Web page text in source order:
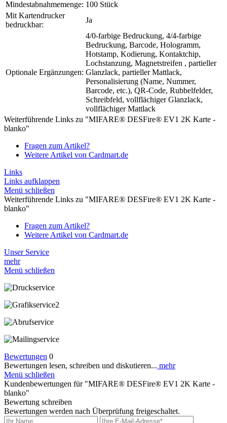
Mindestabnahmemenge: 100 Stück
Mit Kartendrucker
bedruckbar:
Ja
Optionale Ergänzungen:
4/0-farbige Bedruckung, 4/4-farbige
Bedruckung, Barcode, Hologramm,
Hotstamp, Kodierung, Kontaktchip,
Lochstanzung, Magnetstreifen , partieller
Glanzlack, partieller Mattlack,
Personalisierung (Name, Nummer,
Barcode, etc.), QR-Code, Rubbelfelder,
Schreibfeld, vollflächiger Glanzlack,
vollflächiger Mattlack
Weiterführende Links zu "MIFARE® DESFire® EV1 2K Karte -
blanko"
Fragen zum Artikel?
Weitere Artikel von Cardmart.de
Links
Links aufklappen
Menü schließen
Weiterführende Links zu "MIFARE® DESFire® EV1 2K Karte -
blanko"
Fragen zum Artikel?
Weitere Artikel von Cardmart.de
Unser Service
mehr
Menü schließen
Bewertungen 0
Bewertungen lesen, schreiben und diskutieren... mehr
Menü schließen
Kundenbewertungen für "MIFARE® DESFire® EV1 2K Karte -
blanko"
Bewertung schreiben
Bewertungen werden nach Überprüfung freigeschaltet.